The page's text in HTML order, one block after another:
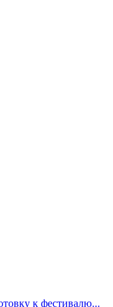
к фестивалю...